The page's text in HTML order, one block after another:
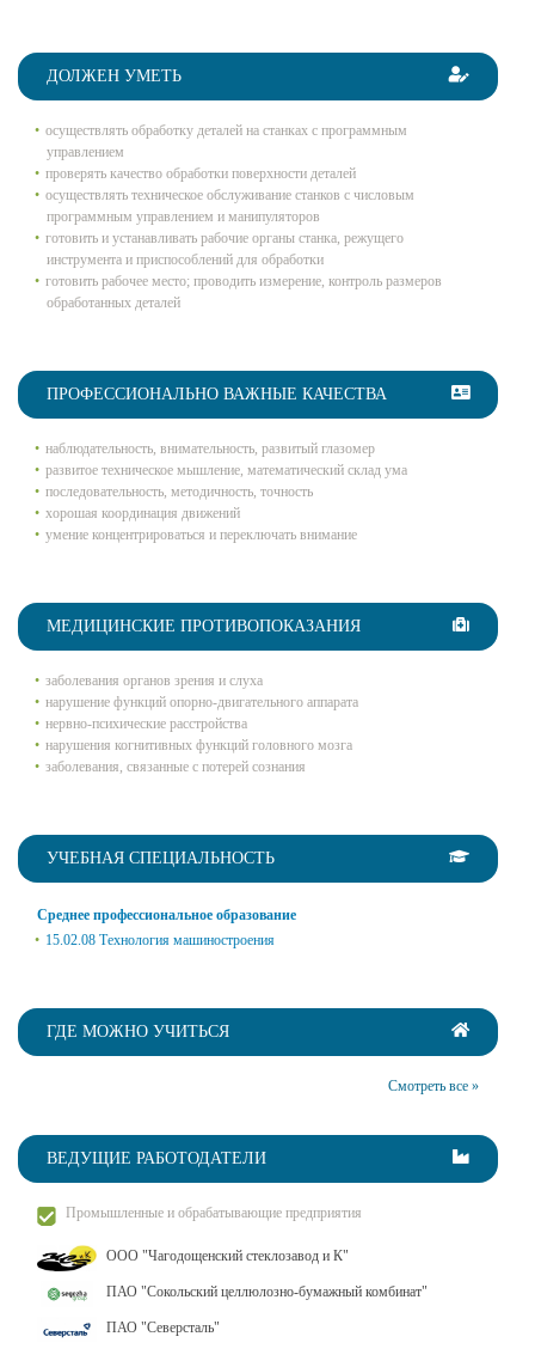
ДОЛЖЕН УМЕТЬ
осуществлять обработку деталей на станках с программным
управлением
проверять качество обработки поверхности деталей
осуществлять техническое обслуживание станков с числовым
программным управлением и манипуляторов
готовить и устанавливать рабочие органы станка, режущего
инструмента и приспособлений для обработки
готовить рабочее место; проводить измерение, контроль размеров
обработанных деталей
ПРОФЕССИОНАЛЬНО ВАЖНЫЕ КАЧЕСТВА
наблюдательность, внимательность, развитый глазомер
развитое техническое мышление, математический склад ума
последовательность, методичность, точность
хорошая координация движений
умение концентрироваться и переключать внимание
МЕДИЦИНСКИЕ ПРОТИВОПОКАЗАНИЯ
заболевания органов зрения и слуха
нарушение функций опорно-двигательного аппарата
нервно-психические расстройства
нарушения когнитивных функций головного мозга
заболевания, связанные с потерей сознания
УЧЕБНАЯ СПЕЦИАЛЬНОСТЬ
Среднее профессиональное образование
15.02.08 Технология машиностроения
ГДЕ МОЖНО УЧИТЬСЯ
Смотреть все »
ВЕДУЩИЕ РАБОТОДАТЕЛИ
Промышленные и обрабатывающие предприятия
ООО "Чагодощенский стеклозавод и К"
ПАО "Сокольский целлюлозно-бумажный комбинат"
ПАО "Северсталь"